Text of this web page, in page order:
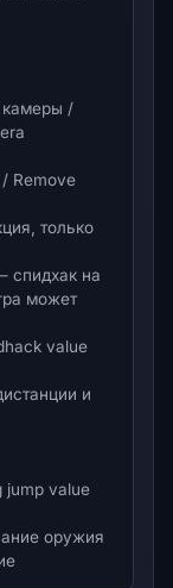
камеры /
Remove
только
спидхак на
может
value
и
jump value
оружия